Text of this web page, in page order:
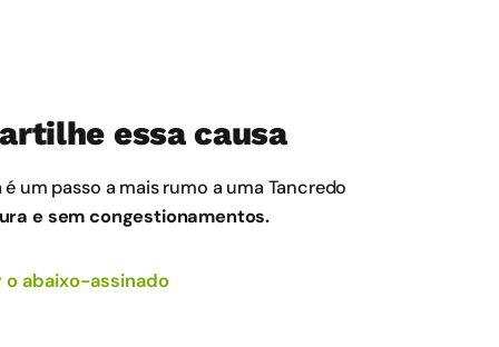
essa causa
um passo a mais rumo a uma Tancredo
e sem congestionamentos.
abaixo-assinado